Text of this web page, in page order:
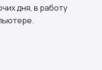
дня, в работу